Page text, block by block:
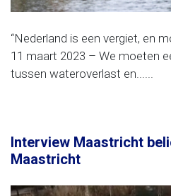
“Nederland is een vergiet, en
11 maart 2023 – We moeten
tussen wateroverlast en......
Interview Maastricht
Maastricht